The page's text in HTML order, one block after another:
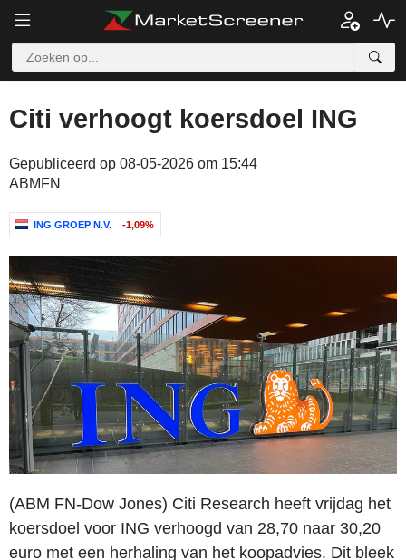
Citi verhoogt koersdoel ING
Gepubliceerd op 08-05-2026 om 15:44
ABMFN
ING GROEP N.V. -1,09%
(ABM FN-Dow Jones) Citi Research heeft vrijdag het
koersdoel voor ING verhoogd van 28,70 naar 30,20
euro met een herhaling van het koopadvies. Dit bleek